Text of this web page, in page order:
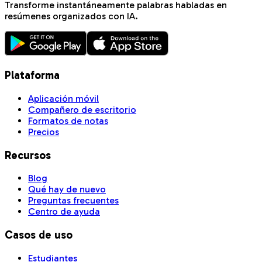
Transforme instantáneamente palabras habladas en
resúmenes organizados con IA.
Plataforma
Aplicación móvil
Compañero de escritorio
Formatos de notas
Precios
Recursos
Blog
Qué hay de nuevo
Preguntas frecuentes
Centro de ayuda
Casos de uso
Estudiantes